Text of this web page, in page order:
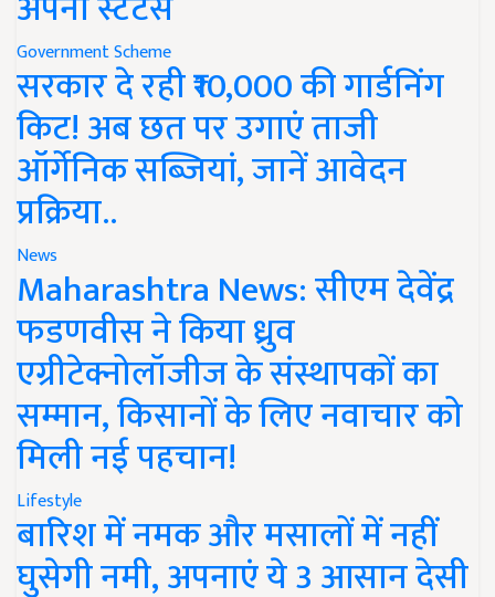
Government Scheme
सरकार दे रही ₹10,000 की गार्डनिंग
किट! अब छत पर उगाएं ताजी
ऑर्गेनिक सब्जियां, जानें आवेदन
प्रक्रिया..
News
Maharashtra News: सीएम देवेंद्र
फडणवीस ने किया ध्रुव
एग्रीटेक्नोलॉजीज के संस्थापकों का
सम्मान, किसानों के लिए नवाचार को
मिली नई पहचान!
Lifestyle
बारिश में नमक और मसालों में नहीं
घुसेगी नमी, अपनाएं ये 3 आसान देसी